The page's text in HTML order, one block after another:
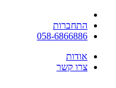
התחברות
058-6866886
אודות
צרו קשר